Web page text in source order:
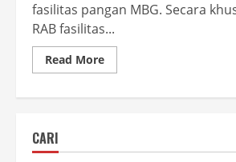
fasilitas pangan MBG. Secara
RAB fasilitas...
Read MoreRead
more
Detail
CARI